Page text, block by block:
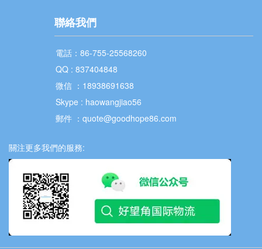
聯絡我們
電話：86-755-25568260
QQ : 837404848
微信 ：18938691638
Skype : haowangjiao56
郵件 ：quote@goodhope86.com
關注更多我們的服務: